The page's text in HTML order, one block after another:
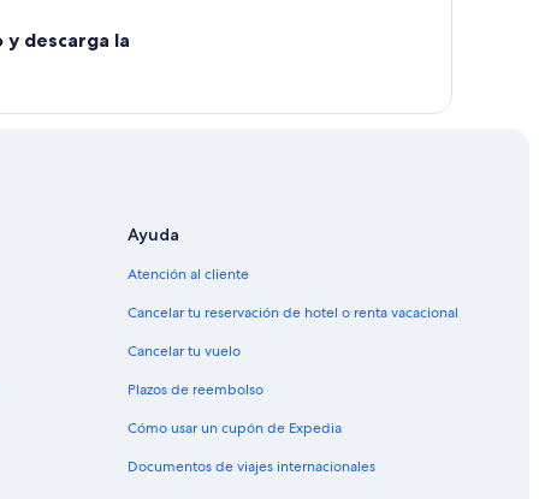
y descarga la
Ayuda
Atención al cliente
Cancelar tu reservación de hotel o renta vacacional
Cancelar tu vuelo
Plazos de reembolso
Cómo usar un cupón de Expedia
Documentos de viajes internacionales